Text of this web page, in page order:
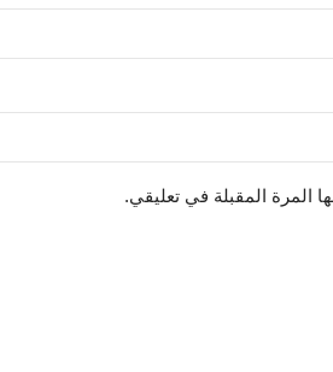
المرة المقبلة في تعليقي.